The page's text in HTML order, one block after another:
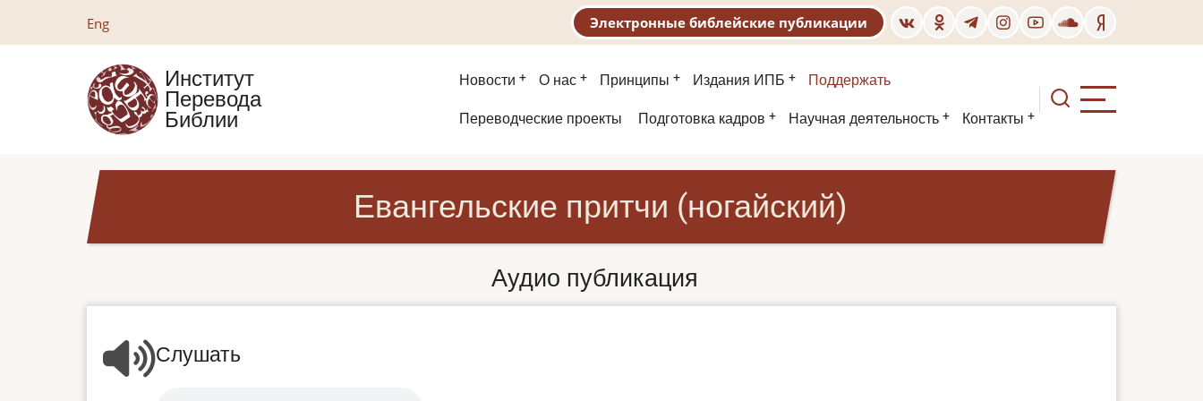
содержанию
Eng Электронные библейские публикации
Институт
Перевода
Библии
Основная
навигация
Новости О нас Принципы Издания ИПБ Поддержать
Второе
Переводческие проекты Подготовка кадров Научная деятельность Контакты
Евангельские притчи (ногайский)
Аудио публикация
Слушать